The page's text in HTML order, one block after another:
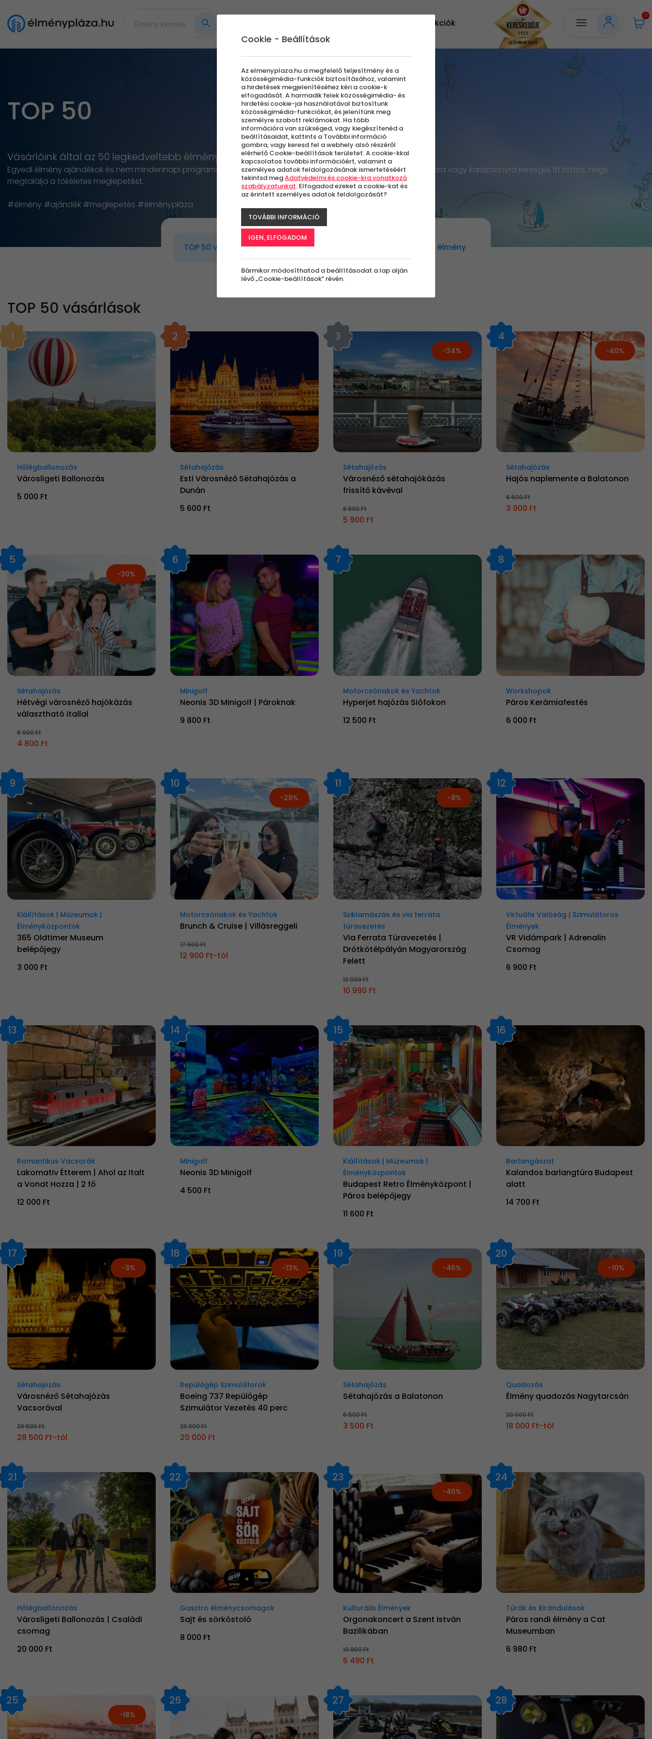
Akciók
0
TOP 50
Vásárlóink által az 50 legkedveltebb élményajándék, ami a kosárban landolt.
Egyedi élmény ajándékok és nem mindennapi programok közül válogathat kedvére. Akár születésnapra, évfordulóra vagy karácsonyra keresgél, itt biztos, hogy
megtalálja a tökéletes meglepetést.
#élmény #ajándék #meglepetés #élménypláza
TOP 50 vásárlások TOP 50 megtekintések Összes élmény
TOP 50 vásárlások
1
Hőlégballonozás
Városligeti Ballonozás
5 000 Ft
2
Sétahajózás
Esti Városnéző Sétahajózás a
Dunán
5 600 Ft
3
-34%
Sétahajózás
Városnéző sétahajókázás
frissítő kávéval
8 900 Ft
5 900 Ft
4
-40%
Sétahajózás
Hajós naplemente a Balatonon
6 500 Ft
3 900 Ft
5
-30%
Sétahajózás
Hétvégi városnéző hajókázás
választható itallal
6 900 Ft
4 800 Ft
6
Minigolf
Neonis 3D Minigolf | Pároknak
9 800 Ft
7
Motorcsónakok és Yachtok
Hyperjet hajózás Siófokon
12 500 Ft
8
Workshopok
Páros Kerámiafestés
6 000 Ft
9
Kiállítások | Múzeumok |
ÉlményKözpontok
365 Oldtimer Museum
belépőjegy
3 000 Ft
10
-28%
Motorcsónakok és Yachtok
Brunch & Cruise | Villásreggeli
17 900 Ft
12 900 Ft-tól
11
-8%
Sziklamászás és via ferrata
túravezetés
Via Ferrata Túravezetés |
Drótkötélpályán Magyarország
Felett
12 000 Ft
10 990 Ft
12
Virtuális Valóság | Szimulátoros
Élmények
VR Vidámpark | Adrenalin
Csomag
6 900 Ft
13
Romantikus Vacsorák
Lakomativ Étterem | Ahol az Italt
a Vonat Hozza | 2 fő
12 000 Ft
14
Minigolf
Neonis 3D Minigolf
4 500 Ft
15
Kiállítások | Múzeumok |
ÉlményKözpontok
Budapest Retro Élményközpont |
Páros belépőjegy
11 600 Ft
16
Barlangászat
Kalandos barlangtúra Budapest
alatt
14 700 Ft
17
-3%
Sétahajózás
Városnéző Sétahajózás
Vacsorával
29 500 Ft
28 500 Ft-tól
18
-13%
Repülőgép Szimulátorok
Boeing 737 Repülőgép
Szimulátor Vezetés 40 perc
23 000 Ft
20 000 Ft
19
-46%
Sétahajózás
Sétahajózás a Balatonon
6 500 Ft
3 500 Ft
20
-10%
Quadozás
Élmény quadozás Nagytarcsán
20 000 Ft
18 000 Ft-tól
21
Hőlégballonozás
Városligeti Ballonozás | Családi
csomag
20 000 Ft
22
Gasztro élménycsomagok
Sajt és sörkóstoló
8 000 Ft
23
-40%
Kulturális Élmények
Orgonakoncert a Szent István
Bazilikában
10 900 Ft
6 490 Ft
24
Túrák és Kirándulások
Páros randi élmény a Cat
Museumban
6 980 Ft
25
-18%
26 27 28
Cookie - Beállítások
Az elmenyplaza.hu a megfelelő teljesítmény és a
közösségimédia-funkciók biztosításához, valamint
a hirdetések megjelenítéséhez kéri a cookie-k
elfogadását. A harmadik felek közösségimédia- és
hirdetési cookie-jai használatával biztosítunk
közösségimédia-funkciókat, és jelenítünk meg
személyre szabott reklámokat. Ha több
információra van szükséged, vagy kiegészítenéd a
beállításaidat, kattints a További információ
gombra, vagy keresd fel a webhely alsó részéről
elérhető Cookie-beállítások területet. A cookie-kkal
kapcsolatos további információért, valamint a
személyes adatok feldolgozásának ismertetéséért
tekintsd megAdatvédelmi és cookie-kra vonatkozó
szabályzatunkat. Elfogadod ezeket a cookie-kat és
az érintett személyes adatok feldolgozását?
TOVÁBBI INFORMÁCIÓ
IGEN, ELFOGADOM
Bármikor módosíthatod a beállításodat a lap alján
lévő „Cookie-beállítások” révén.